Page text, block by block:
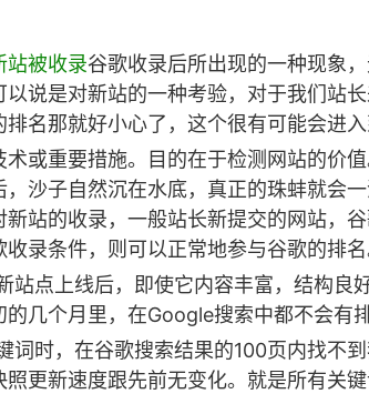
站被收录谷歌收录后所出现的一种现象
说是对新站的一种考验，对于我们站
名那就好小心了，这个很有可能会进入
或重要措施。目的在于检测网站的价
沙子自然沉在水底，真正的珠蚌就会
站的收录，一般站长新提交的网站，
录条件，则可以正常地参与谷歌的排名
站点上线后，即使它内容丰富，结构良
几个月里，在Google搜索中都不会有排
词时，在谷歌搜索结果的100页内找不
更新速度跟先前无变化。就是所有关键